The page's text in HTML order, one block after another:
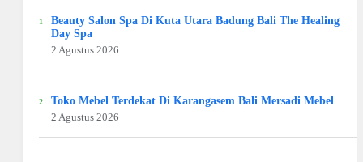
Beauty Salon Spa Di Kuta Utara Badung Bali The Healing
Day Spa
2 Agustus 2026
Toko Mebel Terdekat Di Karangasem Bali Mersadi Mebel
2 Agustus 2026